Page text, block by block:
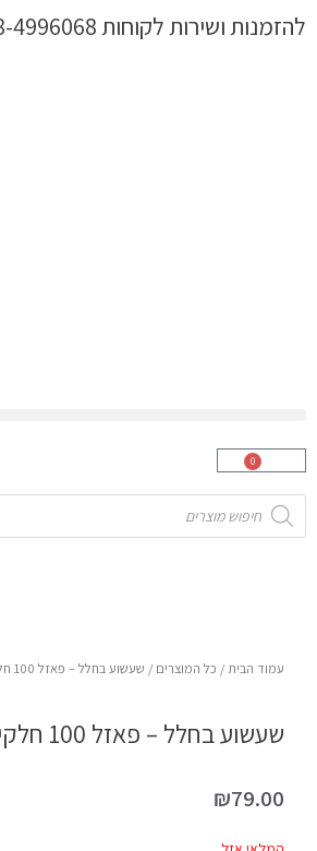
לתוכןלהזמנות ושירות לקוחות 058-4996068
0
עגלת
Products
search
עמוד הבית / כל המוצרים / שעשוע בחלל – פאזל 100 חלקים
שעשוע בחלל – פאזל 100 חלקים
₪79.00